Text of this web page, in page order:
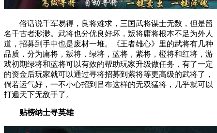
俗话说千军易得，良将难求，三国武将谋士无数，但是留
名千古者渺渺。武将也分优良好坏，叛将庸将根本不足为外人
道，招募到手中也是废材一堆。《王者雄心》里的武将有几种
品质，分为庸将，叛将，绿将，蓝将，紫将，橙将和红将，游
戏初期绿将和蓝将可以有效的帮助玩家升级做任务，有了一定
的资金后玩家就可以通过寻将招募到紫将等更高级的武将了，
倘若运气好，一不小心招到吕布这样的无双猛将，几乎就可以
打遍天下无敌手了。
贴榜纳士寻英雄